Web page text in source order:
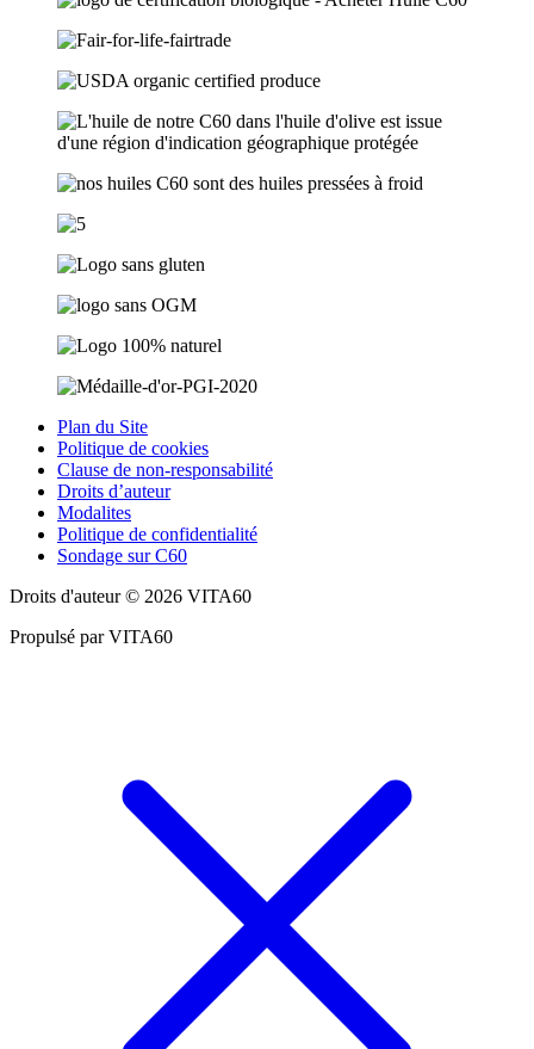
Plan du Site
Politique de cookies
Clause de non-responsabilité
Droits d’auteur
Modalites
Politique de confidentialité
Sondage sur C60
Droits d'auteur © 2026 VITA60
Propulsé par VITA60